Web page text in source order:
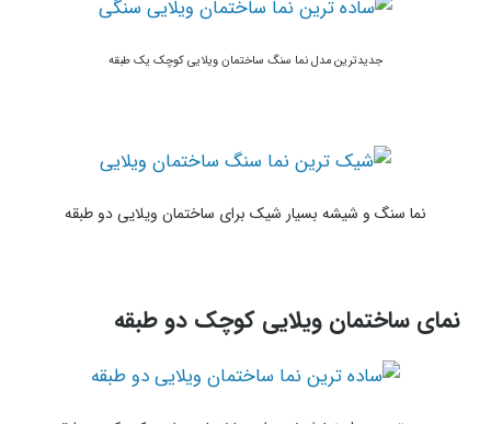
جدیدترین مدل نما سنگ ساختمان ویلایی کوچک یک طبقه
نما سنگ و شیشه بسیار شیک برای ساختمان ویلایی دو طبقه
نمای ساختمان ویلایی کوچک دو طبقه